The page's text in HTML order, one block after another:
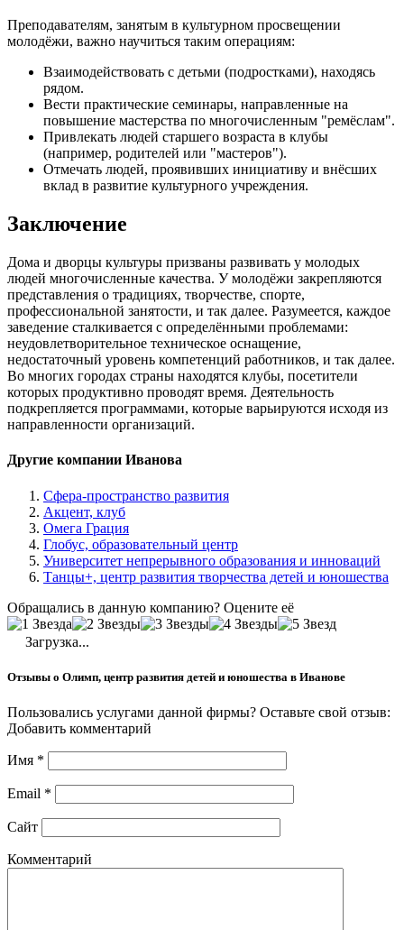
Преподавателям, занятым в культурном просвещении
молодёжи, важно научиться таким операциям:
Взаимодействовать с детьми (подростками), находясь
рядом.
Вести практические семинары, направленные на
повышение мастерства по многочисленным "ремёслам".
Привлекать людей старшего возраста в клубы
(например, родителей или "мастеров").
Отмечать людей, проявивших инициативу и внёсших
вклад в развитие культурного учреждения.
Заключение
Дома и дворцы культуры призваны развивать у молодых
людей многочисленные качества. У молодёжи закрепляются
представления о традициях, творчестве, спорте,
профессиональной занятости, и так далее. Разумеется, каждое
заведение сталкивается с определёнными проблемами:
неудовлетворительное техническое оснащение,
недостаточный уровень компетенций работников, и так далее.
Во многих городах страны находятся клубы, посетители
которых продуктивно проводят время. Деятельность
подкрепляется программами, которые варьируются исходя из
направленности организаций.
Другие компании Иванова
Сфера-пространство развития
Акцент, клуб
Омега Грация
Глобус, образовательный центр
Университет непрерывного образования и инноваций
Танцы+, центр развития творчества детей и юношества
Обращались в данную компанию? Оцените её
Загрузка...
Отзывы о Олимп, центр развития детей и юношества в Иванове
Пользовались услугами данной фирмы? Оставьте свой отзыв:
Добавить комментарий
Имя *
Email *
Сайт
Комментарий